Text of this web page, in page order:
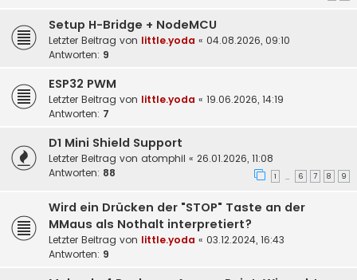
Setup H-Bridge + NodeMCU
Letzter Beitrag von little.yoda « 04.08.2026, 09:10
Antworten: 9
ESP32 PWM
Letzter Beitrag von little.yoda « 19.06.2026, 14:19
Antworten: 7
D1 Mini Shield Support
Letzter Beitrag von atomphil « 26.01.2026, 11:08
Antworten: 88 1 … 6 7 8 9
Wird ein Drücken der "STOP" Taste an der
MMaus als Nothalt interpretiert?
Letzter Beitrag von little.yoda « 03.12.2024, 16:43
Antworten: 9